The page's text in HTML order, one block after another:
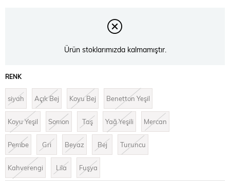
Ürün stoklarımızda kalmamıştır.
RENK
siyah Açık Bej Koyu Bej Benetton Yeşil
Koyu Yeşil Somon Taş Yağ Yeşili Mercan
Pembe Gri Beyaz Bej Turuncu
Kahverengi Lila Fuşya